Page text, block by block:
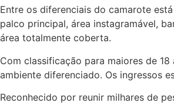
Entre os diferenciais do camarote
palco principal, área instagramável,
área totalmente coberta.
Com classificação para maiores de
ambiente diferenciado. Os ingressos
Reconhecido por reunir milhares de